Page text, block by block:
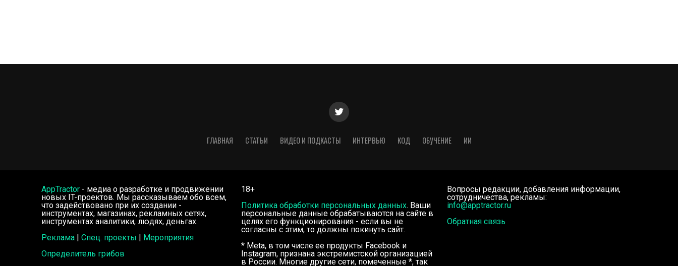
ГЛАВНАЯ СТАТЬИ ВИДЕО И ПОДКАСТЫ ИНТЕРВЬЮ КОД ОБУЧЕНИЕ ИИ
AppTractor - медиа о разработке и продвижении
новых IT-проектов. Мы рассказываем обо всем,
что задействовано при их создании -
инструментах, магазинах, рекламных сетях,
инструментах аналитики, людях, деньгах.
Реклама | Спец. проекты | Мероприятия
Определитель грибов
18+
Политика обработки персональных данных. Ваши
персональные данные обрабатываются на сайте в
целях его функционирования - если вы не
согласны с этим, то должны покинуть сайт.
* Meta, в том числе ее продукты Facebook и
Instagram, признана экстремистской организацией
в России. Многие другие сети, помеченные *, так
Вопросы редакции, добавления информации,
сотрудничества, рекламы:
info@apptractor.ru
Обратная связь